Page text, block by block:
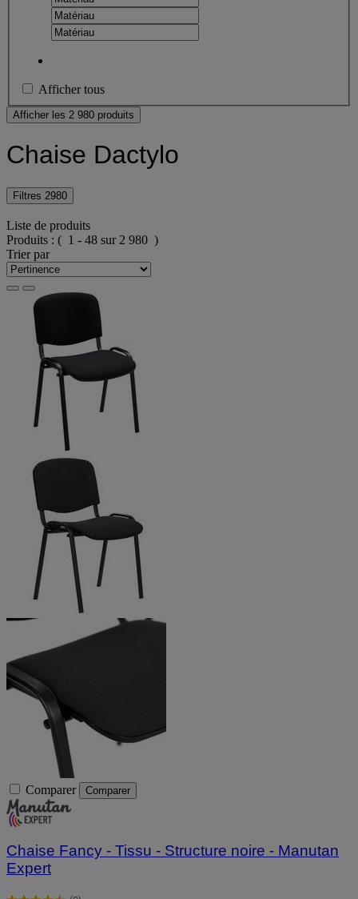
Afficher tous
Afficher les 2 980 produits
Chaise Dactylo
Filtres 2980
Liste de produits
Produits : ( 1 - 48 sur 2 980 )
Trier par
Comparer Comparer
Chaise Fancy - Tissu - Structure noire - Manutan
Expert